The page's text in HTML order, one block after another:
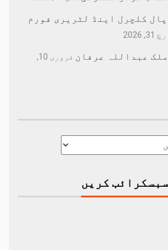
کلچرل اینڈ لٹریری فورم
2026
عبداللہ عرفان
فروری 10,
کریں